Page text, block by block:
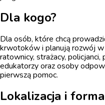
Dla kogo?
Dla osób, które chcą
krwotoków i planują rozwój
ratownicy, strażacy,
edukatorzy oraz osoby
pierwszą pomoc.
Lokalizacja i forma